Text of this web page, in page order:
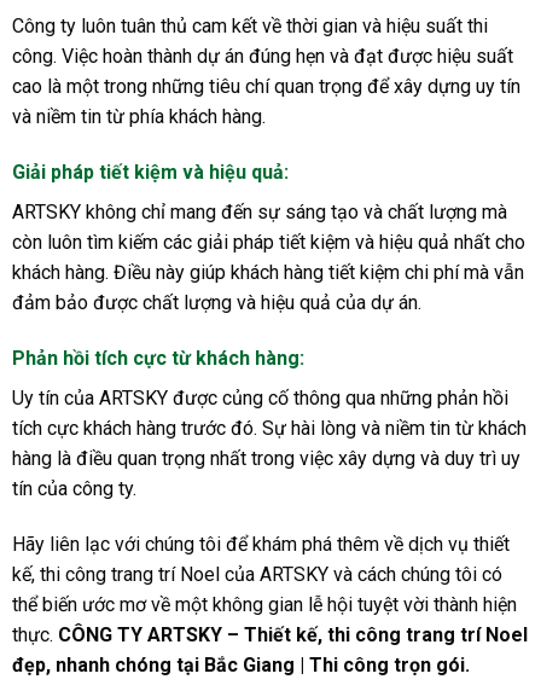
Công ty luôn tuân thủ cam kết về thời gian và hiệu suất thi
công. Việc hoàn thành dự án đúng hẹn và đạt được hiệu suất
cao là một trong những tiêu chí quan trọng để xây dựng uy tín
và niềm tin từ phía khách hàng.
Giải pháp tiết kiệm và hiệu quả:
ARTSKY không chỉ mang đến sự sáng tạo và chất lượng mà
còn luôn tìm kiếm các giải pháp tiết kiệm và hiệu quả nhất cho
khách hàng. Điều này giúp khách hàng tiết kiệm chi phí mà vẫn
đảm bảo được chất lượng và hiệu quả của dự án.
Phản hồi tích cực từ khách hàng:
Uy tín của ARTSKY được củng cố thông qua những phản hồi
tích cực khách hàng trước đó. Sự hài lòng và niềm tin từ khách
hàng là điều quan trọng nhất trong việc xây dựng và duy trì uy
tín của công ty.
Hãy liên lạc với chúng tôi để khám phá thêm về dịch vụ thiết
kế, thi công trang trí Noel của ARTSKY và cách chúng tôi có
thể biến ước mơ về một không gian lễ hội tuyệt vời thành hiện
thực. CÔNG TY ARTSKY – Thiết kế, thi công trang trí Noel
đẹp, nhanh chóng tại Bắc Giang | Thi công trọn gói.